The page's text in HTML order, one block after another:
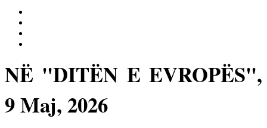
NË "DITËN E EVROPËS",
9 Maj, 2026